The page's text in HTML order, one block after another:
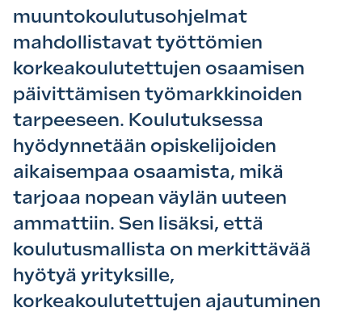
muuntokoulutusohjelmat
mahdollistavat työttömien
korkeakoulutettujen osaamisen
päivittämisen työmarkkinoiden
tarpeeseen. Koulutuksessa
hyödynnetään opiskelijoiden
aikaisempaa osaamista, mikä
tarjoaa nopean väylän uuteen
ammattiin. Sen lisäksi, että
koulutusmallista on merkittävää
hyötyä yrityksille,
korkeakoulutettujen ajautuminen